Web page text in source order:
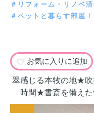
＃リフォーム・リノベ済
＃ペットと暮らす部屋！
お気に入りに追加
翠感じる本牧の地★吹
時間★書斎を備えた